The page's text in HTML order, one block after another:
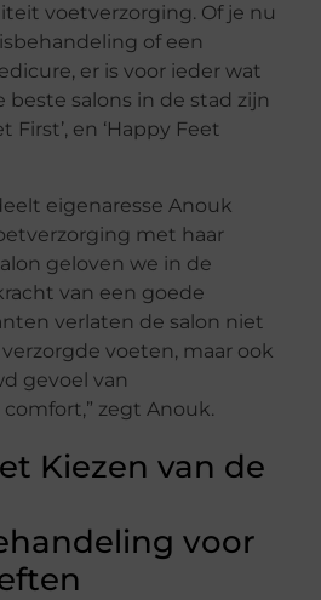
voetverzorging. Of je nu
of een
er is voor ieder wat
beste salons in de stad zijn
First’, en ‘Happy Feet
eigenaresse Anouk
met haar
geloven we in de
van een goede
verlaten de salon niet
voeten, maar ook
gevoel van
zegt Anouk.
Kiezen van de
voor